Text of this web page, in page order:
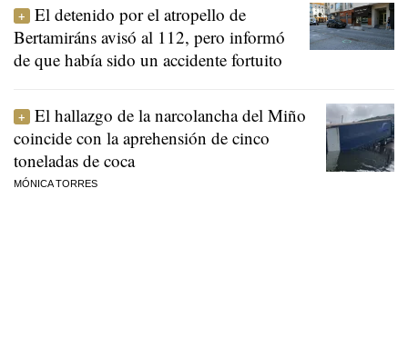
El detenido por el atropello de
Bertamiráns avisó al 112, pero informó
de que había sido un accidente fortuito
El hallazgo de la narcolancha del Miño
coincide con la aprehensión de cinco
toneladas de coca
MÓNICA TORRES